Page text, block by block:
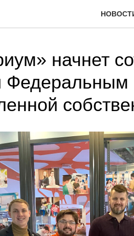
начнет
Федеральным